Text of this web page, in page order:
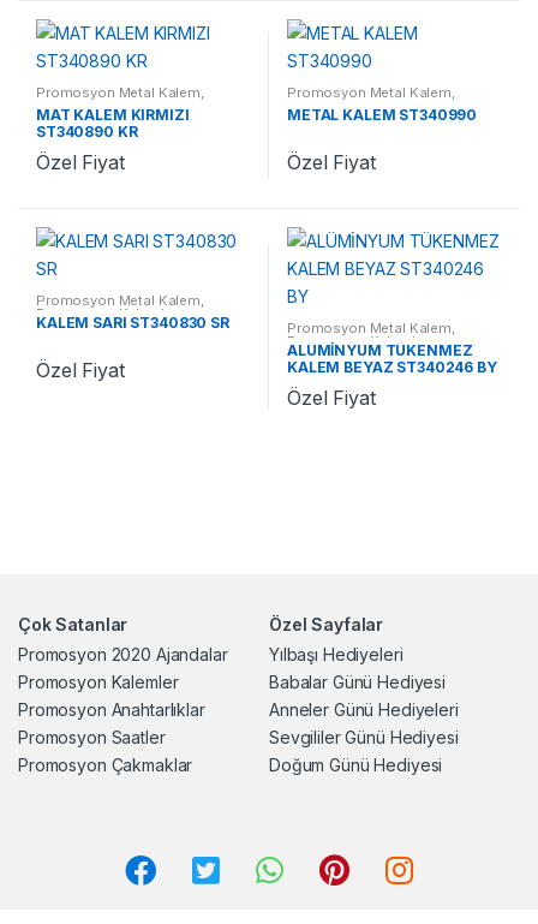
Promosyon Metal Kalem
Promosyon Kalemler
MAT KALEM KIRMIZI
ST340890 KR
Özel Fiyat
Promosyon Metal Kalem
Promosyon Kalemler
METAL KALEM ST340990
Özel Fiyat
Promosyon Metal Kalem,
Promosyon Kalemler
KALEM SARI ST340830 SR
Özel Fiyat
Promosyon Metal Kalem,
Promosyon Kalemler
ALÜMİNYUM TÜKENMEZ
KALEM BEYAZ ST340246 BY
Özel Fiyat
Çok Satanlar
Promosyon 2020 Ajandalar
Promosyon Kalemler
Promosyon Anahtarlıklar
Promosyon Saatler
Promosyon Çakmaklar
Özel Sayfalar
Yılbaşı Hediyeleri
Babalar Günü Hediyesi
Anneler Günü Hediyeleri
Sevgililer Günü Hediyesi
Doğum Günü Hediyesi